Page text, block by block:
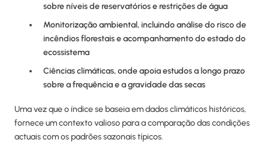
sobre níveis de reservatórios e restrições de água
Monitorização ambiental, incluindo análise do risco de
incêndios florestais e acompanhamento do estado do
ecossistema
Ciências climáticas, onde apoia estudos a longo prazo
sobre a frequência e a gravidade das secas
Uma vez que o índice se baseia em dados climáticos históricos,
fornece um contexto valioso para a comparação das condições
actuais com os padrões sazonais típicos.